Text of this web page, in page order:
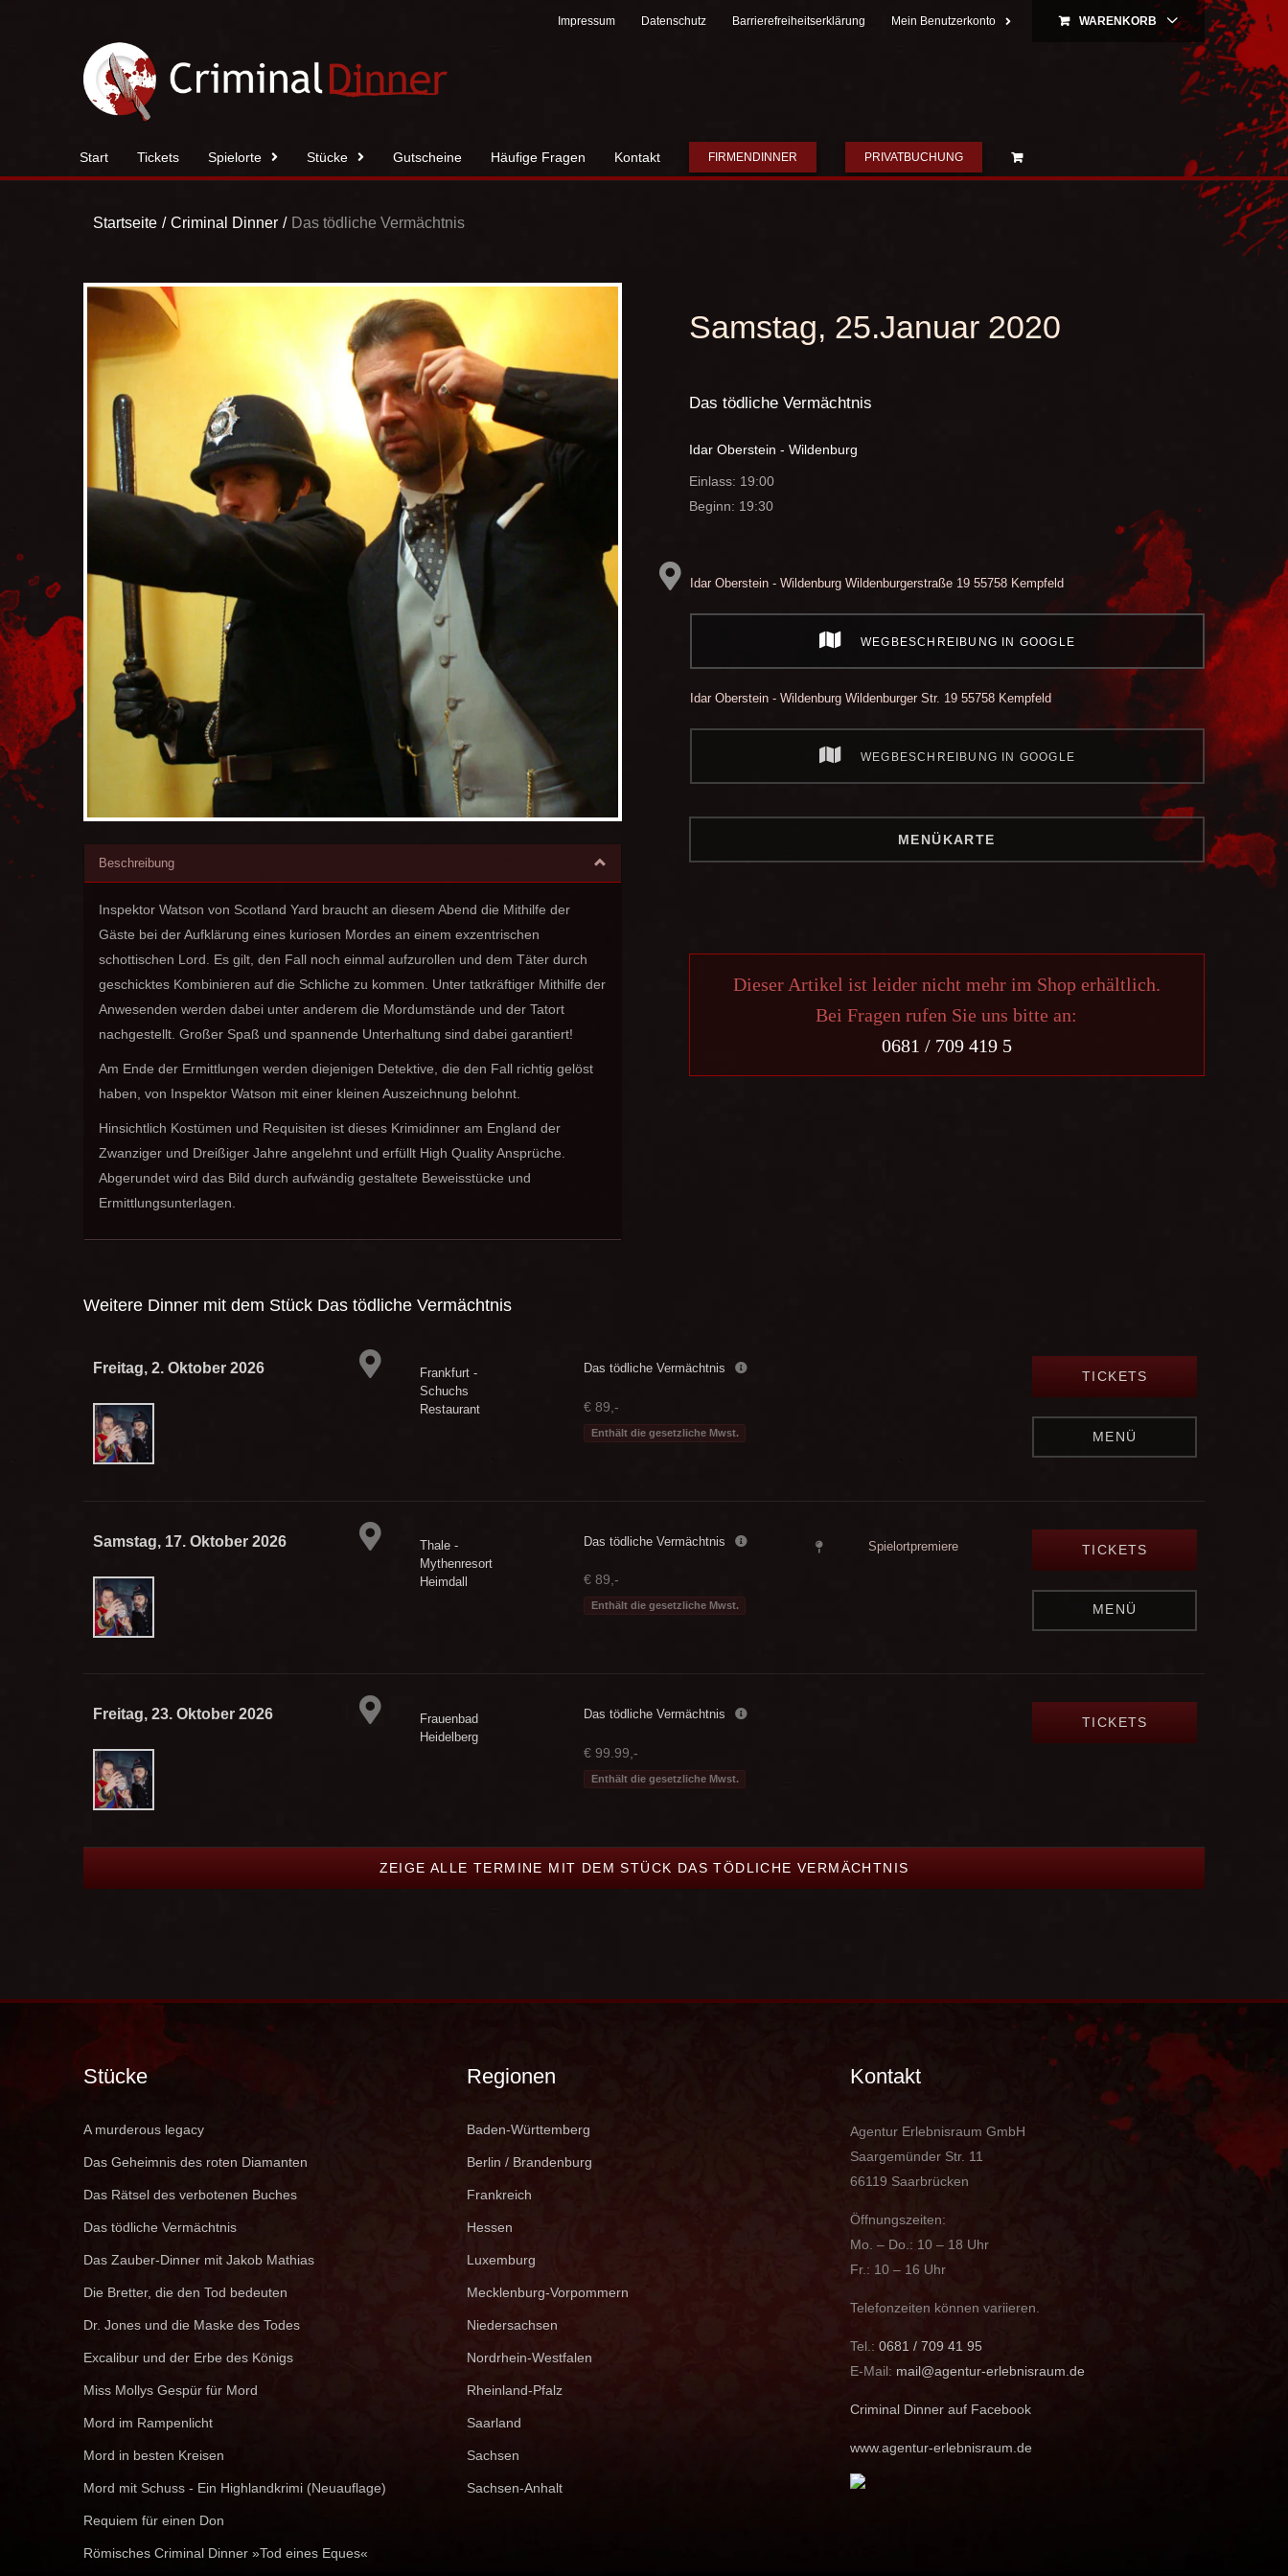
Impressum Datenschutz Barrierefreiheitserklärung Mein Benutzerkonto WARENKORB
Start Tickets Spielorte Stücke Gutscheine Häufige Fragen Kontakt FIRMENDINNER PRIVATBUCHUNG
Startseite Criminal Dinner Das tödliche Vermächtnis
Beschreibung
Inspektor Watson von Scotland Yard braucht an diesem Abend die Mithilfe der
Gäste bei der Aufklärung eines kuriosen Mordes an einem exzentrischen
schottischen Lord. Es gilt, den Fall noch einmal aufzurollen und dem Täter durch
geschicktes Kombinieren auf die Schliche zu kommen. Unter tatkräftiger Mithilfe der
Anwesenden werden dabei unter anderem die Mordumstände und der Tatort
nachgestellt. Großer Spaß und spannende Unterhaltung sind dabei garantiert!
Am Ende der Ermittlungen werden diejenigen Detektive, die den Fall richtig gelöst
haben, von Inspektor Watson mit einer kleinen Auszeichnung belohnt.
Hinsichtlich Kostümen und Requisiten ist dieses Krimidinner am England der
Zwanziger und Dreißiger Jahre angelehnt und erfüllt High Quality Ansprüche.
Abgerundet wird das Bild durch aufwändig gestaltete Beweisstücke und
Ermittlungsunterlagen.
Samstag, 25.Januar 2020
Das tödliche Vermächtnis
Idar Oberstein - Wildenburg
Einlass: 19:00
Beginn: 19:30
Idar Oberstein - WildenburgWildenburgerstraße 19 55758 Kempfeld
WEGBESCHREIBUNG IN GOOGLE
Idar Oberstein - WildenburgWildenburger Str. 19 55758 Kempfeld
WEGBESCHREIBUNG IN GOOGLE
MENÜKARTE
Dieser Artikel ist leider nicht mehr im Shop erhältlich.
Bei Fragen rufen Sie uns bitte an:
0681 / 709 419 5
Weitere Dinner mit dem Stück Das tödliche Vermächtnis
Freitag, 2. Oktober 2026
Frankfurt -
Schuchs
Restaurant
Das tödliche Vermächtnis
€ 89,-
Enthält die gesetzliche Mwst.
TICKETS
MENÜ
Samstag, 17. Oktober 2026
Thale -
Mythenresort
Heimdall
Das tödliche Vermächtnis
€ 89,-
Enthält die gesetzliche Mwst.
Spielortpremiere TICKETS
MENÜ
Freitag, 23. Oktober 2026
Frauenbad
Heidelberg
Das tödliche Vermächtnis
€ 99.99,-
Enthält die gesetzliche Mwst.
TICKETS
ZEIGE ALLE TERMINE MIT DEM STÜCK DAS TÖDLICHE VERMÄCHTNIS
Stücke
A murderous legacy
Das Geheimnis des roten Diamanten
Das Rätsel des verbotenen Buches
Das tödliche Vermächtnis
Das Zauber-Dinner mit Jakob Mathias
Die Bretter, die den Tod bedeuten
Dr. Jones und die Maske des Todes
Excalibur und der Erbe des Königs
Miss Mollys Gespür für Mord
Mord im Rampenlicht
Mord in besten Kreisen
Mord mit Schuss - Ein Highlandkrimi (Neuauflage)
Requiem für einen Don
Römisches Criminal Dinner »Tod eines Eques«
Regionen
Baden-Württemberg
Berlin / Brandenburg
Frankreich
Hessen
Luxemburg
Mecklenburg-Vorpommern
Niedersachsen
Nordrhein-Westfalen
Rheinland-Pfalz
Saarland
Sachsen
Sachsen-Anhalt
Kontakt
Agentur Erlebnisraum GmbH
Saargemünder Str. 11
66119 Saarbrücken
Öffnungszeiten:
Mo. – Do.: 10 – 18 Uhr
Fr.: 10 – 16 Uhr
Telefonzeiten können variieren.
Tel.: 0681 / 709 41 95
E-Mail: mail@agentur-erlebnisraum.de
Criminal Dinner auf Facebook
www.agentur-erlebnisraum.de